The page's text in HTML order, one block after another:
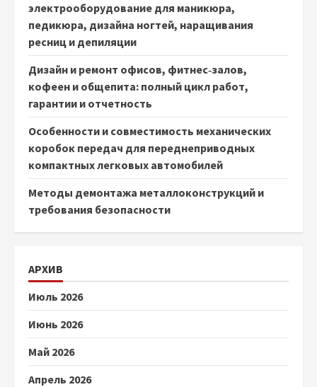
электрооборудование для маникюра,
педикюра, дизайна ногтей, наращивания
ресниц и депиляции
Дизайн и ремонт офисов, фитнес‑залов,
кофеен и общепита: полный цикл работ,
гарантии и отчетность
Особенности и совместимость механических
коробок передач для переднеприводных
компактных легковых автомобилей
Методы демонтажа металлоконструкций и
требования безопасности
АРХИВ
Июль 2026
Июнь 2026
Май 2026
Апрель 2026